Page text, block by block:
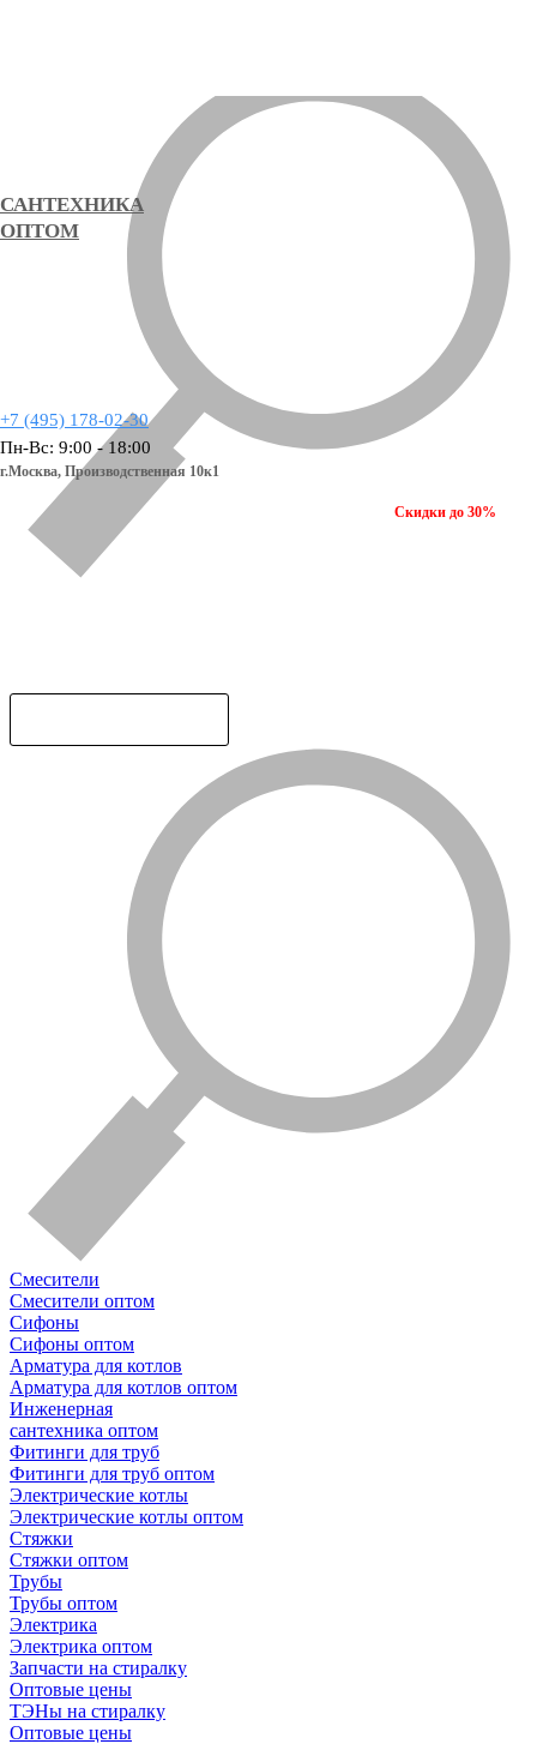
САНТЕХНИКА
ОПТОМ
+7 (495) 178-02-30
Пн-Вс: 9:00 - 18:00
г.Москва, Производственная 10к1
Скидки до 30%
Смесители
Смесители оптом
Сифоны
Сифоны оптом
Арматура для котлов
Арматура для котлов оптом
Инженерная
сантехника оптом
Фитинги для труб
Фитинги для труб оптом
Электрические котлы
Электрические котлы оптом
Стяжки
Стяжки оптом
Трубы
Трубы оптом
Электрика
Электрика оптом
Запчасти на стиралку
Оптовые цены
ТЭНы на стиралку
Оптовые цены